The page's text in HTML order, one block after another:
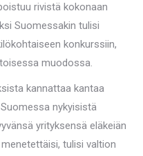
rivistä kokonaan
Suomessakin tulisi
konkurssiin,
muodossa.
kannattaa kantaa
nykyisistä
yrityksensä eläkeiän
tulisi valtion